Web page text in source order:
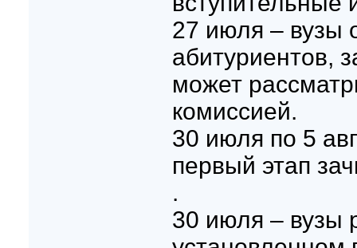
27 июля – вузы
абитуриентов,
может
комиссией.
30 июля по 5
первый этап
.
30 июля – вузы